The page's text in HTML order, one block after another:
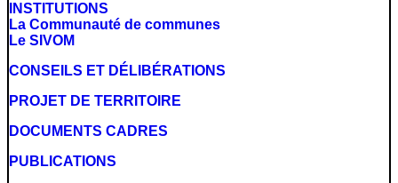
INSTITUTIONS
La Communauté de communes
Le SIVOM
CONSEILS ET DÉLIBÉRATIONS
PROJET DE TERRITOIRE
DOCUMENTS CADRES
PUBLICATIONS